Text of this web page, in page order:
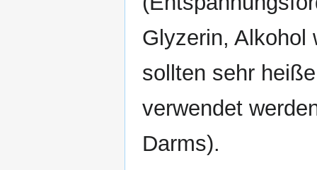
Glyzerin, Alkohol
sollten sehr
verwendet
Darms).